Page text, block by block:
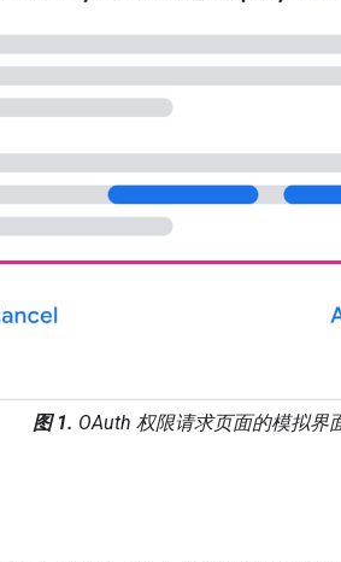
图 1. OAuth 权限请求页面的模拟界